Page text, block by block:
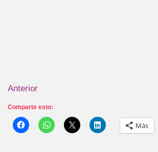
Anterior
Comparte esto:
Más